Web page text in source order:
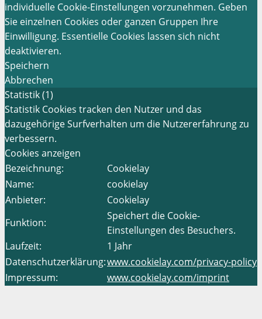
individuelle Cookie-Einstellungen vorzunehmen. Geben
Sie einzelnen Cookies oder ganzen Gruppen Ihre
Einwilligung. Essentielle Cookies lassen sich nicht
deaktivieren.
Speichern
Abbrechen
Statistik (1)
Statistik Cookies tracken den Nutzer und das
dazugehörige Surfverhalten um die Nutzererfahrung zu
verbessern.
Cookies anzeigen
Bezeichnung:
Cookielay
Name:
cookielay
Anbieter:
Cookielay
Funktion:
Speichert die Cookie-
Einstellungen des Besuchers.
Laufzeit:
1 Jahr
Datenschutzerklärung:www.cookielay.com/privacy-policy
Impressum:
www.cookielay.com/imprint